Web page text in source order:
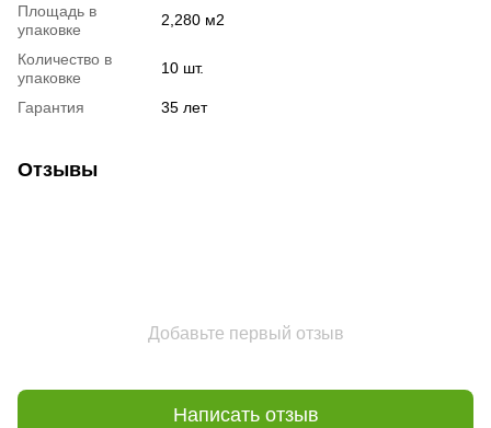
Площадь в
упаковке
2,280 м2
Количество в
упаковке
10 шт.
Гарантия 35 лет
Отзывы
Добавьте первый отзыв
Написать отзыв